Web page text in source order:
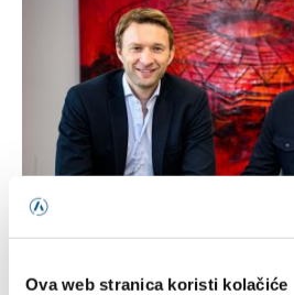
Ova web stranica koristi kolačiće
FUDBAL
26/05/2025